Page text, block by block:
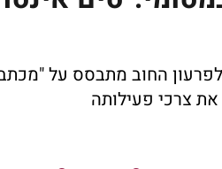
החוב מתבסס על
צרכי פעילותה